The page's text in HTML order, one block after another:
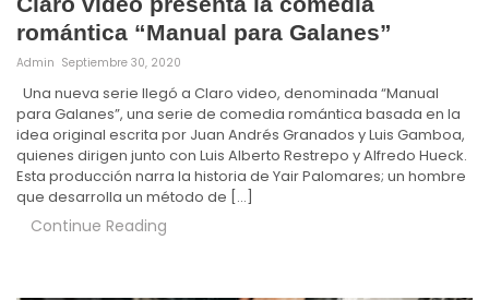
romántica “Manual para Galanes”
Admin Septiembre 30, 2020
Una nueva serie llegó a Claro video, denominada “Manual
para Galanes”, una serie de comedia romántica basada en la
idea original escrita por Juan Andrés Granados y Luis Gamboa,
quienes dirigen junto con Luis Alberto Restrepo y Alfredo Hueck.
Esta producción narra la historia de Yair Palomares; un hombre
que desarrolla un método de […]
Continue Reading